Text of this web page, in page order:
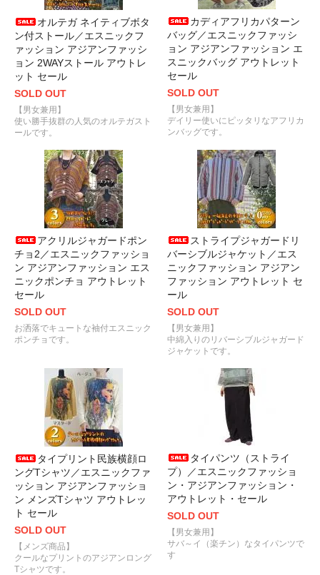
オルテガ ネイティブボタ
ン付ストール／エスニックフ
ァッション アジアンファッシ
ョン 2WAYストール アウトレ
ット セール
SOLD OUT
【男女兼用】
使い勝手抜群の人気のオルテガスト
ールです。
カディアフリカパターン
バッグ／エスニックファッシ
ョン アジアンファッション エ
スニックバッグ アウトレット
セール
SOLD OUT
【男女兼用】
デイリー使いにピッタリなアフリカ
ンバッグです。
アクリルジャガードポン
チョ2／エスニックファッショ
ン アジアンファッション エス
ニックポンチョ アウトレット
セール
SOLD OUT
お洒落でキュートな袖付エスニック
ポンチョです。
ストライプジャガードリ
バーシブルジャケット／エス
ニックファッション アジアン
ファッション アウトレット セ
ール
SOLD OUT
【男女兼用】
中綿入りのリバーシブルジャガード
ジャケットです。
タイプリント民族横顔ロ
ングTシャツ／エスニックファ
ッション アジアンファッショ
ン メンズTシャツ アウトレッ
ト セール
SOLD OUT
【メンズ商品】
クールなプリントのアジアンロング
Tシャツです。
タイパンツ（ストライ
プ）／エスニックファッショ
ン・アジアンファッション・
アウトレット・セール
SOLD OUT
【男女兼用】
サバ～イ（楽チン）なタイパンツで
す